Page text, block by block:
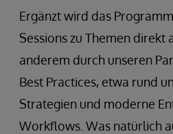
Ergänzt wird das
Sessions zu Themen direkt
anderem durch unseren
Best Practices, etwa rund
Strategien und moderne
Workflows. Was natürlich